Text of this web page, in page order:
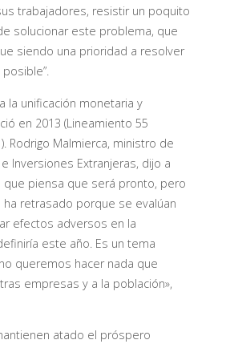
trabajadores, resistir un poquito
solucionar este problema, que
siendo una prioridad a resolver
la unificación monetaria y
en 2013 (Lineamiento 55
Rodrigo Malmierca, ministro de
Inversiones Extranjeras, dijo a
piensa que será pronto, pero
retrasado porque se evalúan
efectos adversos en la
este año. Es un tema
queremos hacer nada que
empresas y a la población»,
atado el próspero